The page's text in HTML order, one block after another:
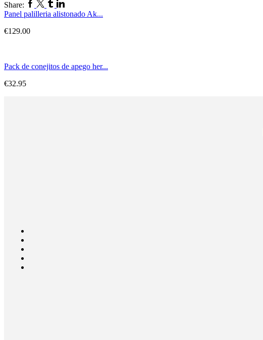
Share:
Panel palilleria alistonado Ak...
€129.00
Pack de conejitos de apego her...
€32.95